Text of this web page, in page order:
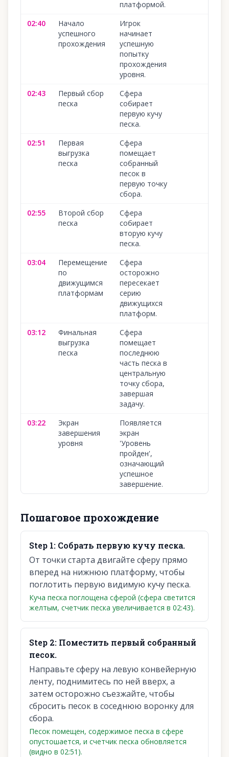
платформой.
02:40
Начало
успешного
прохождения
Игрок
начинает
успешную
попытку
прохождения
уровня.
02:43
Первый сбор
песка
Сфера
собирает
первую кучу
песка.
02:51
Первая
выгрузка
песка
Сфера
помещает
собранный
песок в
первую точку
сбора.
02:55
Второй сбор
песка
Сфера
собирает
вторую кучу
песка.
03:04
Перемещение
по
движущимся
платформам
Сфера
осторожно
пересекает
серию
движущихся
платформ.
03:12
Финальная
выгрузка
песка
Сфера
помещает
последнюю
часть песка в
центральную
точку сбора,
завершая
задачу.
03:22
Экран
завершения
уровня
Появляется
экран
'Уровень
пройден',
означающий
успешное
завершение.
Пошаговое прохождение
Step 1: Собрать первую кучу песка.
От точки старта двигайте сферу прямо
вперед на нижнюю платформу, чтобы
поглотить первую видимую кучу песка.
Куча песка поглощена сферой (сфера светится
желтым, счетчик песка увеличивается в 02:43).
Step 2: Поместить первый собранный
песок.
Направьте сферу на левую конвейерную
ленту, поднимитесь по ней вверх, а
затем осторожно съезжайте, чтобы
сбросить песок в соседнюю воронку для
сбора.
Песок помещен, содержимое песка в сфере
опустошается, и счетчик песка обновляется
(видно в 02:51).